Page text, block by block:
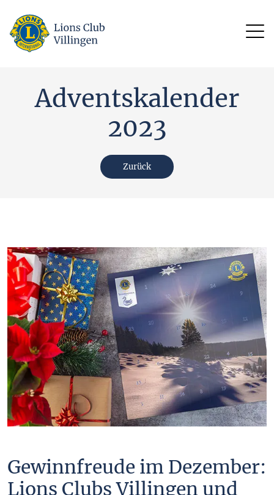
Adventskalender
2023
Zurück
Gewinnfreude im Dezember:
Lions Clubs Villingen und